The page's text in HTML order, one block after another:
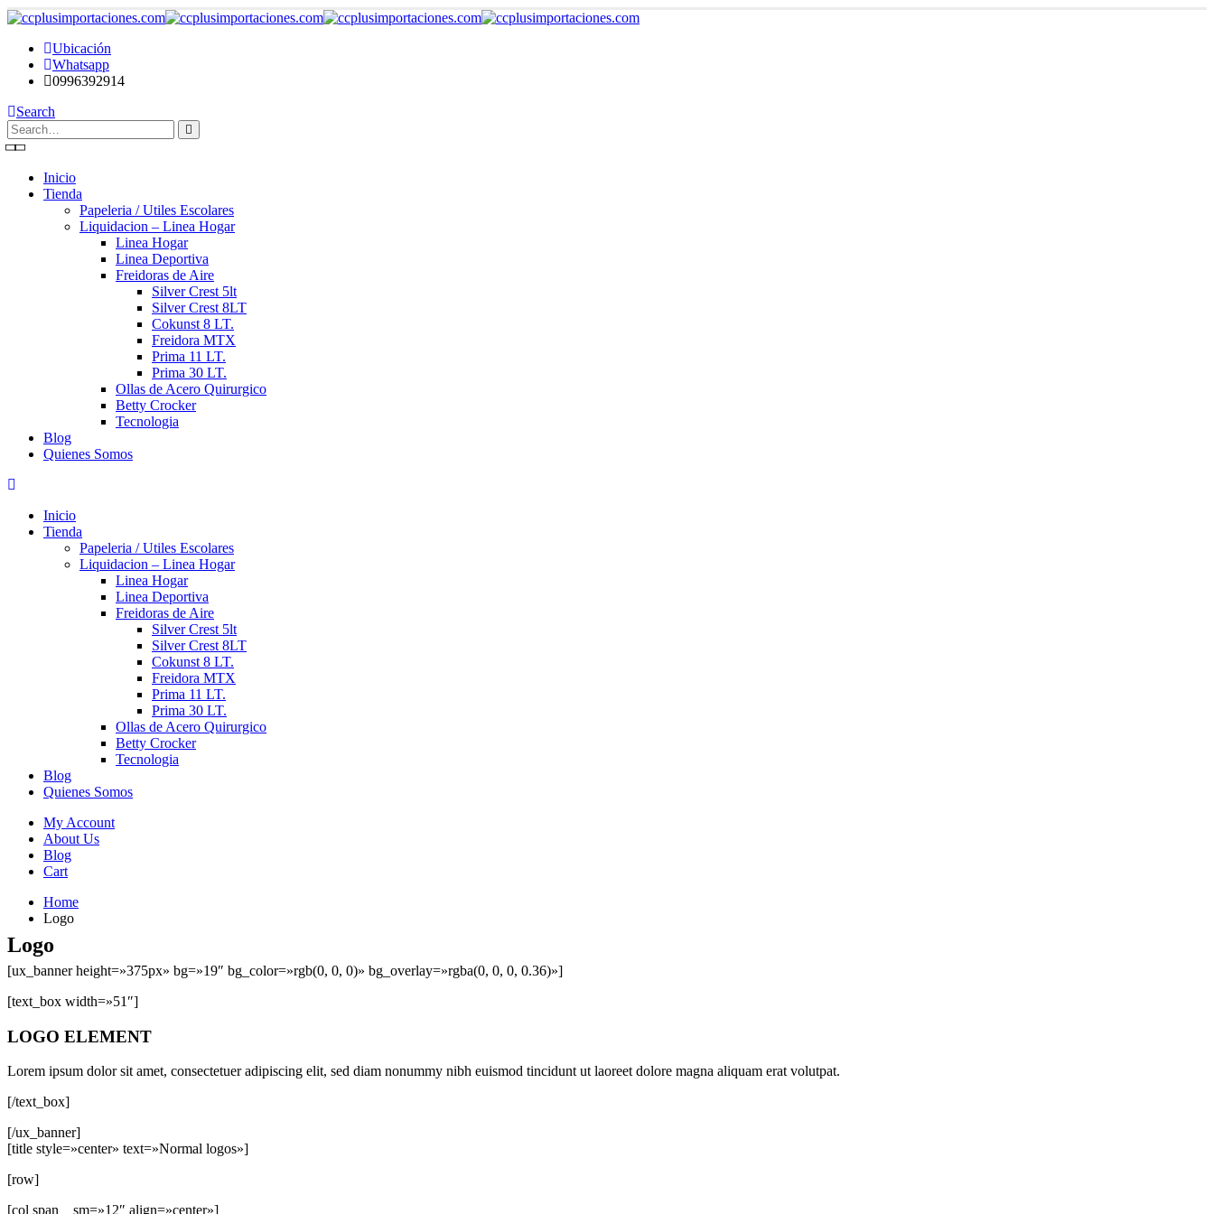
Ubicación
Whatsapp
0996392914
Search
Inicio
Tienda
Papeleria / Utiles Escolares
Liquidacion – Linea Hogar
Linea Hogar
Linea Deportiva
Freidoras de Aire
Silver Crest 5lt
Silver Crest 8LT
Cokunst 8 LT.
Freidora MTX
Prima 11 LT.
Prima 30 LT.
Ollas de Acero Quirurgico
Betty Crocker
Tecnologia
Blog
Quienes Somos
Inicio
Tienda
Papeleria / Utiles Escolares
Liquidacion – Linea Hogar
Linea Hogar
Linea Deportiva
Freidoras de Aire
Silver Crest 5lt
Silver Crest 8LT
Cokunst 8 LT.
Freidora MTX
Prima 11 LT.
Prima 30 LT.
Ollas de Acero Quirurgico
Betty Crocker
Tecnologia
Blog
Quienes Somos
My Account
About Us
Blog
Cart
Home
Logo
Logo
[ux_banner height=»375px» bg=»19″ bg_color=»rgb(0, 0, 0)» bg_overlay=»rgba(0, 0, 0, 0.36)»]
[text_box width=»51″]
LOGO ELEMENT
Lorem ipsum dolor sit amet, consectetuer adipiscing elit, sed diam nonummy nibh euismod tincidunt ut laoreet dolore magna aliquam erat volutpat.
[/text_box]
[/ux_banner]
[title style=»center» text=»Normal logos»]
[row]
[col span__sm=»12″ align=»center»]